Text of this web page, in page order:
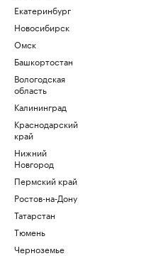
Екатеринбург
Новосибирск
Омск
Башкортостан
Вологодская
область
Калининград
Краснодарский
край
Нижний
Новгород
Пермский край
Ростов-на-Дону
Татарстан
Тюмень
Черноземье